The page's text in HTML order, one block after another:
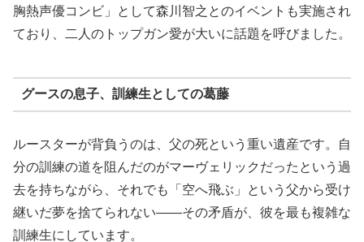
胸熱声優コンビ」として森川智之とのイベントも実施され
ており、二人のトップガン愛が大いに話題を呼びました。
グースの息子、訓練生としての葛藤
ルースターが背負うのは、父の死という重い遺産です。自
分の訓練の道を阻んだのがマーヴェリックだったという過
去を持ちながら、それでも「空へ飛ぶ」という父から受け
継いだ夢を捨てられない——その矛盾が、彼を最も複雑な
訓練生にしています。